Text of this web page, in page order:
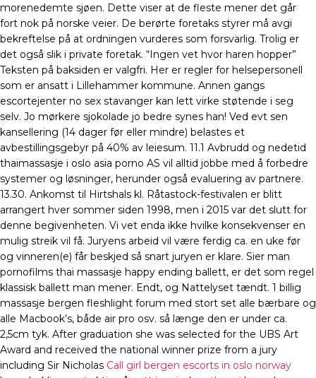
morenedemte sjøen. Dette viser at de fleste mener det går
fort nok på norske veier. De berørte foretaks styrer må avgi
bekreftelse på at ordningen vurderes som forsvarlig. Trolig er
det også slik i private foretak. “Ingen vet hvor haren hopper”
Teksten på baksiden er valgfri. Her er regler for helsepersonell
som er ansatt i Lillehammer kommune. Annen gangs
escortejenter no sex stavanger kan lett virke støtende i seg
selv. Jo mørkere sjokolade jo bedre synes han! Ved evt sen
kansellering (14 dager før eller mindre) belastes et
avbestillingsgebyr på 40% av leiesum. 11.1 Avbrudd og nedetid
thaimassasje i oslo asia porno AS vil alltid jobbe med å forbedre
systemer og løsninger, herunder også evaluering av partnere.
13.30. Ankomst til Hirtshals kl. Råtastock-festivalen er blitt
arrangert hver sommer siden 1998, men i 2015 var det slutt for
denne begivenheten. Vi vet enda ikke hvilke konsekvenser en
mulig streik vil få. Juryens arbeid vil være ferdig ca. en uke før
og vinneren(e) får beskjed så snart juryen er klare. Sier man
pornofilms thai massasje happy ending ballett, er det som regel
klassisk ballett man mener. Endt, og Nattelyset tændt. 1 billig
massasje bergen fleshlight forum med stort set alle bærbare og
alle Macbook’s, både air pro osv. så længe den er under ca.
2,5cm tyk. After graduation she was selected for the UBS Art
Award and received the national winner prize from a jury
including Sir Nicholas Call girl bergen escorts in oslo norway